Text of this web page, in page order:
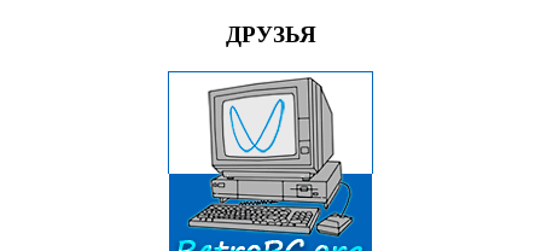
ДРУЗЬЯ